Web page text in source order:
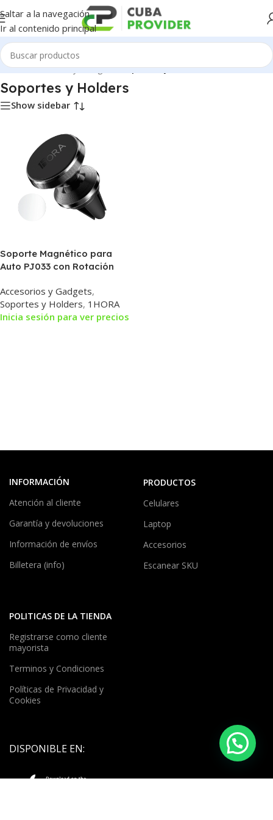
Saltar a la navegación
Ir al contenido principal
Inicio/Accesorios y Gadgets/Soportes y Holders
Soportes y Holders
Show sidebar
Soporte Magnético para
Auto PJ033 con Rotación
Aire
Accesorios y Gadgets,
Soportes y Holders, 1HORA
Inicia sesión para ver precios
INFORMACIÓN
Atención al cliente
Garantía y devoluciones
Información de envíos
Billetera (info)
PRODUCTOS
Celulares
Laptop
Accesorios
Escanear SKU
POLITICAS DE LA TIENDA
Registrarse como cliente
mayorista
Terminos y Condiciones
Políticas de Privacidad y
Cookies
DISPONIBLE EN: